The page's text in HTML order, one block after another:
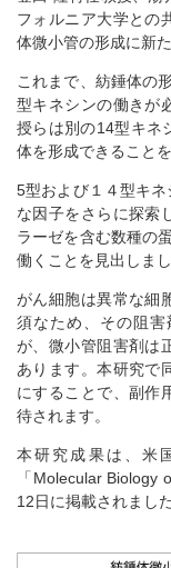
フォルニア大学との
体微小管の形成に新
これまで、紡錘体の
型キネシンの働きが
授らは別の14型キネ
体を形成できること
5型および１４型キ
な因子をさらに探索
ラーゼを含む数種の
働くことを見出しまし
がん細胞は異常な細
須なため、その阻
が、微小管阻害剤は
あります。本研究で
にすることで、副作
待されます。
本研究成果は、米
「Molecular Biology
12日に掲載されました